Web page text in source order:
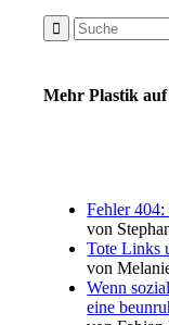
Mehr Plastik
Fehler 404:
von
Tote Links
von
Wenn
eine